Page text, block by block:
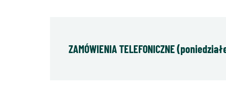
ZAMÓWIENIA TELEFONICZNE